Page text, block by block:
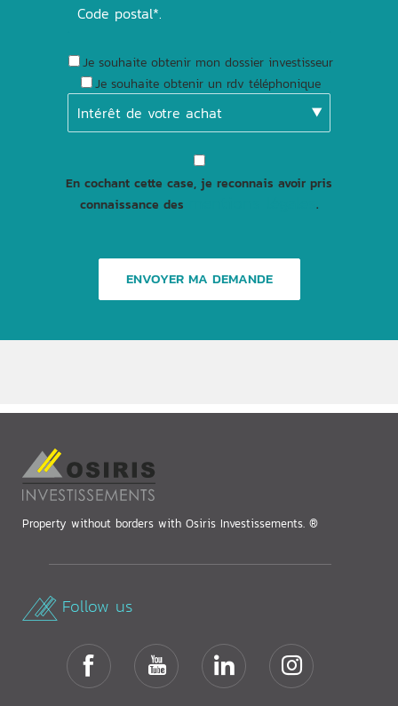
Je souhaite obtenir mon dossier investisseur
Je souhaite obtenir un rdv téléphonique
En cochant cette case, je reconnais avoir pris
connaissance des
.
Property without borders with Osiris Investissements. ®
Follow us